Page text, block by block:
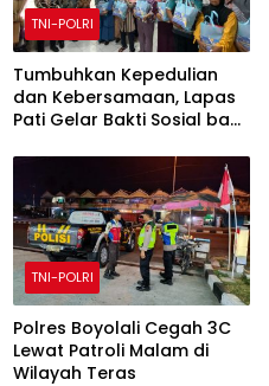
TNI-POLRI
Tumbuhkan Kepedulian
dan Kebersamaan, Lapas
Pati Gelar Bakti Sosial bagi
TNI-POLRI
Polres Boyolali Cegah 3C
Lewat Patroli Malam di
Wilayah Teras